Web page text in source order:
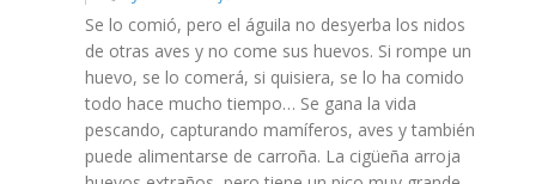
Se lo comió, pero el águila no desyerba los nidos
de otras aves y no come sus huevos. Si rompe un
huevo, se lo comerá, si quisiera, se lo ha comido
todo hace mucho tiempo… Se gana la vida
pescando, capturando mamíferos, aves y también
puede alimentarse de carroña. La cigüeña arroja